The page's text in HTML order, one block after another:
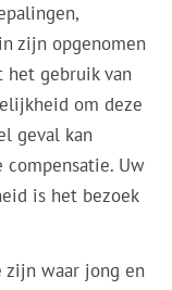
zijn opgenomen
gebruik van
om deze
geval kan
Uw
is het bezoek
waar jong en